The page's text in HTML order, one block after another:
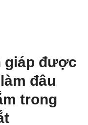
giáp được
đâu
trong